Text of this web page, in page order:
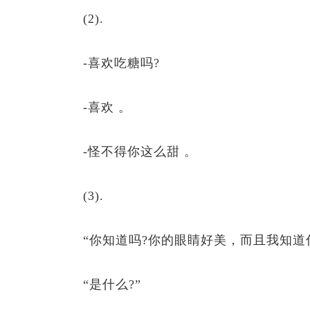
(2).
-喜欢吃糖吗?
-喜欢 。
-怪不得你这么甜 。
(3).
“你知道吗?你的眼睛好美，而且我知道
“是什么?”